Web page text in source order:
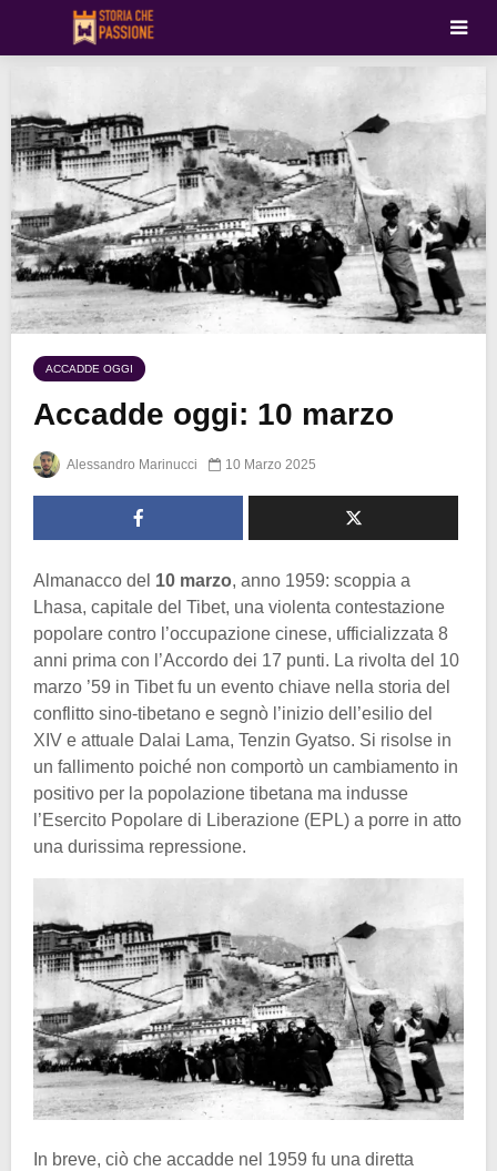
ACCADDE OGGI
Accadde oggi: 10 marzo
Alessandro Marinucci 10 Marzo 2025
Almanacco del 10 marzo, anno 1959: scoppia a
Lhasa, capitale del Tibet, una violenta contestazione
popolare contro l’occupazione cinese, ufficializzata 8
anni prima con l’Accordo dei 17 punti. La rivolta del 10
marzo ’59 in Tibet fu un evento chiave nella storia del
conflitto sino-tibetano e segnò l’inizio dell’esilio del
XIV e attuale Dalai Lama, Tenzin Gyatso. Si risolse in
un fallimento poiché non comportò un cambiamento in
positivo per la popolazione tibetana ma indusse
l’Esercito Popolare di Liberazione (EPL) a porre in atto
una durissima repressione.
In breve, ciò che accadde nel 1959 fu una diretta